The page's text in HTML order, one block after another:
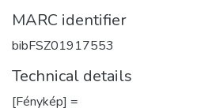
MARC identifier
bibFSZ01917553
Technical details
[Fénykép] =